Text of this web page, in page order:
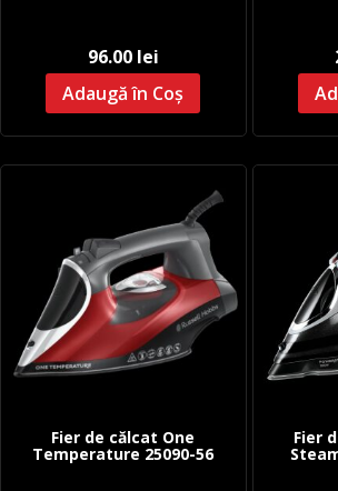
96.00 lei
Adaugă în Coș
Fier de călcat One
Temperature 25090-56
Fier